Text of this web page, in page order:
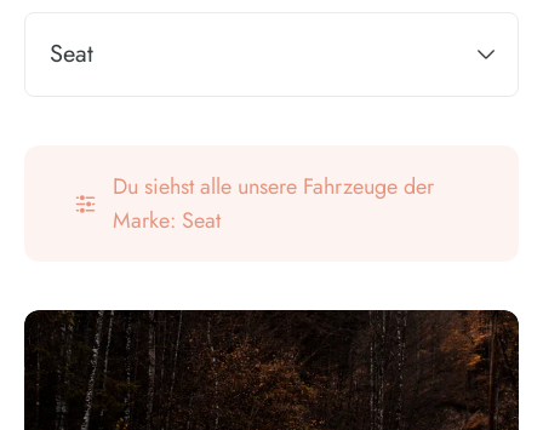
Seat
Du siehst alle unsere Fahrzeuge der
Marke: Seat